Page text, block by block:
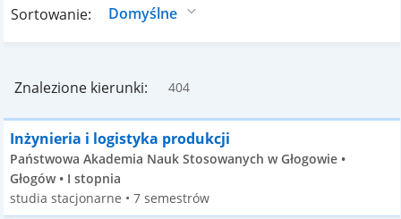
Sortowanie:
Znalezione kierunki: 404
Inżynieria i logistyka produkcji
Państwowa Akademia Nauk Stosowanych w Głogowie •
Głogów • I stopnia
studia stacjonarne • 7 semestrów